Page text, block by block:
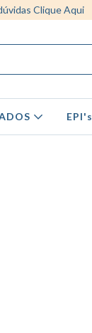
Clique Aqui
EPI's